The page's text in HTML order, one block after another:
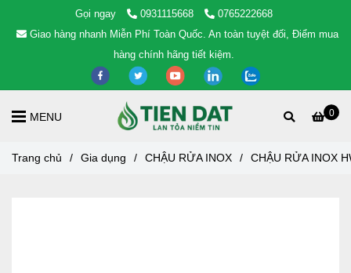
Gọi ngay 0931115668
0765222668
Giao hàng nhanh Miễn Phí Toàn Quốc. An toàn tuyệt đối, Điểm mua
hàng chính hãng tiết kiệm.
0
MENU
Trang chủ / Gia dụng / CHẬU RỬA INOX / CHẬU RỬA INOX